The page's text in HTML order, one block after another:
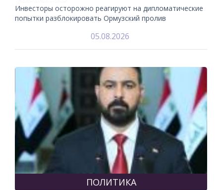
Инвесторы осторожно реагируют на дипломатические
попытки разблокировать Ормузский пролив
05.08.2026
ПОЛИТИКА